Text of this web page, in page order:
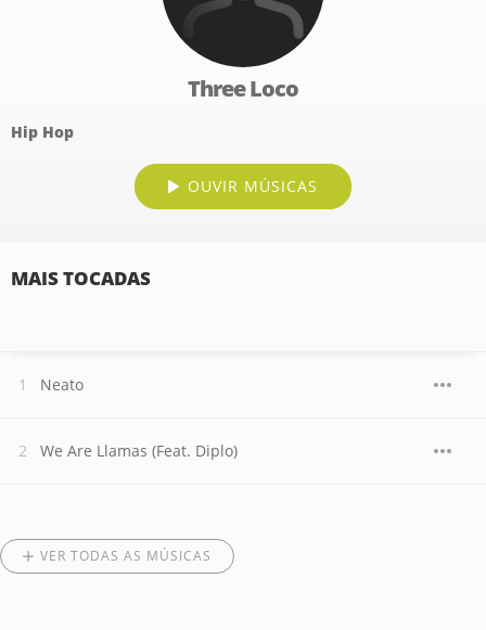
Three Loco
Hip Hop
OUVIR MÚSICAS
MAIS TOCADAS
Neato
We Are Llamas (Feat. Diplo)
VER TODAS AS MÚSICAS